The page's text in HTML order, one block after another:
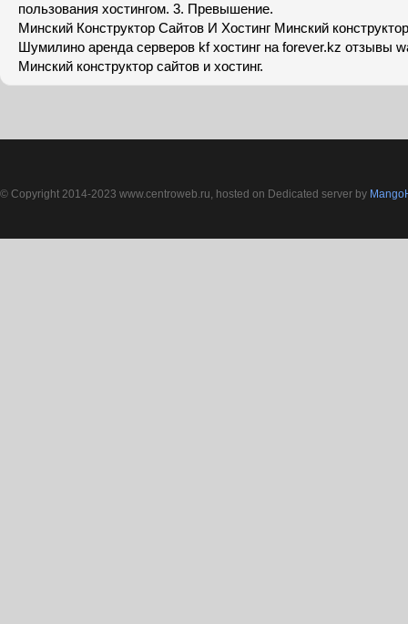
пользования хостингом. 3. Превышение.
Минский Конструктор Сайтов И Хостинг Минский
Шумилино аренда серверов kf хостинг на forever.kz отзывы
Минский конструктор сайтов и хостинг.
© Copyright 2014-2023 www.centroweb.ru, hosted on Dedicated server by